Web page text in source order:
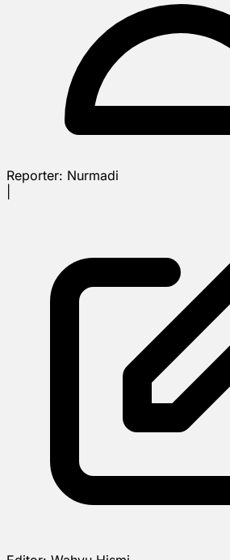
Reporter: Nurmadi